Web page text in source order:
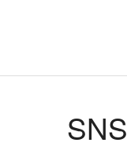
SNS